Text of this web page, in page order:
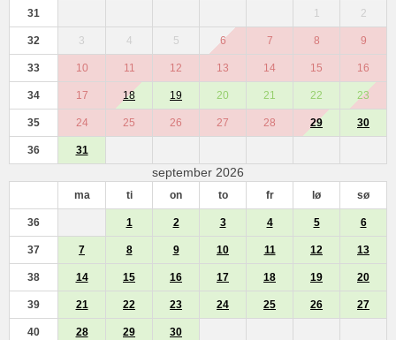
31 1 2
32 3 4 5 6 7 8 9
33 10 11 12 13 14 15 16
34 17 18 19 20 21 22 23
35 24 25 26 27 28 29 30
36 31
september 2026
ma ti on to fr lø sø
36 1 2 3 4 5 6
37 7 8 9 10 11 12 13
38 14 15 16 17 18 19 20
39 21 22 23 24 25 26 27
40 28 29 30